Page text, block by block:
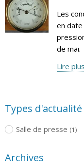
Les
en date
de mai.
Lire plus
Types d'actualité
Salle de presse (1)
Archives